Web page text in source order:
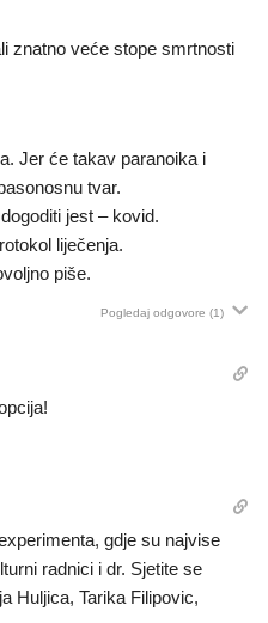
znatno veće stope smrtnosti
Jer će takav paranoika i
tvar.
jest – kovid.
liječenja.
piše.
Pogledaj odgovore (1)
gdje su najvise
radnici i dr. Sjetite se
Huljica, Tarika Filipovic,